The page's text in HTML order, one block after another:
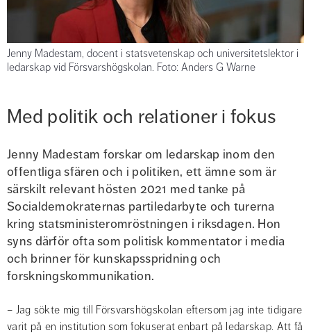
Jenny Madestam, docent i statsvetenskap och universitetslektor i
ledarskap vid Försvarshögskolan. Foto: Anders G Warne
Med politik och relationer i fokus
Jenny Madestam forskar om ledarskap inom den
offentliga sfären och i politiken, ett ämne som är
särskilt relevant hösten 2021 med tanke på
Socialdemokraternas partiledarbyte och turerna
kring statsministeromröstningen i riksdagen. Hon
syns därför ofta som politisk kommentator i media
och brinner för kunskapsspridning och
forskningskommunikation.
– Jag sökte mig till Försvarshögskolan eftersom jag inte tidigare
varit på en institution som fokuserat enbart på ledarskap. Att få